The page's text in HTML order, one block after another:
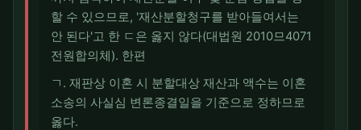
할 수 있으므로, '재산분할청구를 받아들여서는
안 된다'고 한 ㄷ은 옳지 않다(대법원 2010므4071
전원합의체). 한편
ㄱ. 재판상 이혼 시 분할대상 재산과 액수는 이혼
소송의 사실심 변론종결일을 기준으로 정하므로
옳다.